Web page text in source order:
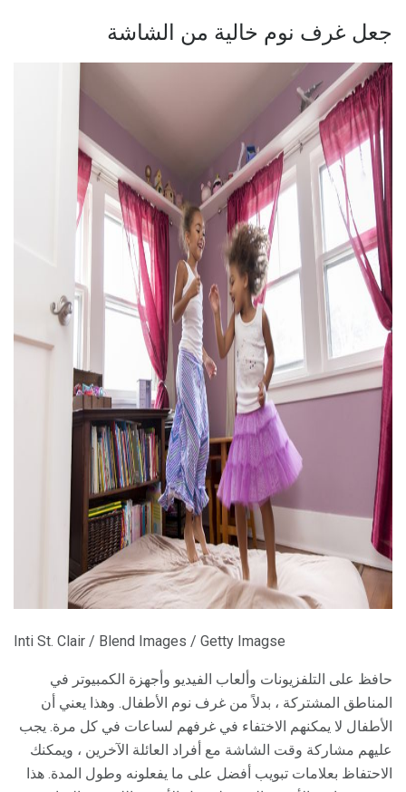
جعل غرف نوم خالية من الشاشة
ad
Inti St. Clair / Blend Images / Getty Imagse
حافظ على التلفزيونات وألعاب الفيديو وأجهزة الكمبيوتر في
المناطق المشتركة ، بدلاً من غرف نوم الأطفال. وهذا يعني أن
الأطفال لا يمكنهم الاختفاء في غرفهم لساعات في كل مرة. يجب
عليهم مشاركة وقت الشاشة مع أفراد العائلة الآخرين ، ويمكنك
الاحتفاظ بعلامات تبويب أفضل على ما يفعلونه وطول المدة. هذا